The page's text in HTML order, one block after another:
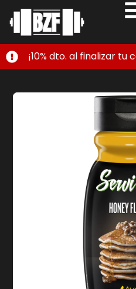
¡10% dto. al finalizar tu